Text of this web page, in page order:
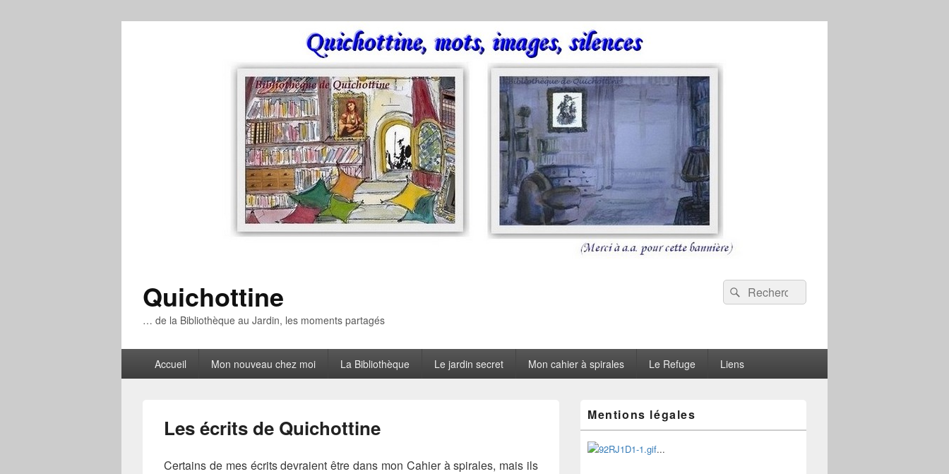
Quichottine
… de la Bibliothèque au Jardin, les moments partagés
Recherche :
Rechercher
principalAccueil Mon nouveau chez moi La Bibliothèque Le jardin secret Mon cahier à spirales Le Refuge Liens
Les écrits de Quichottine
Certains de mes écrits devraient être dans mon Cahier à spirales, mais ils
principale
de
widget
pour
Mentions légales
...